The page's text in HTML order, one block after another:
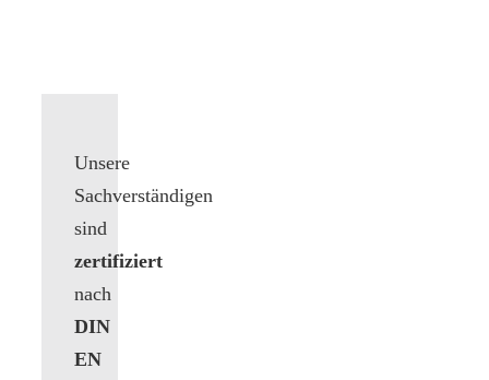
Unsere
Sachverständigen
sind
zertifiziert
nach
DIN
EN